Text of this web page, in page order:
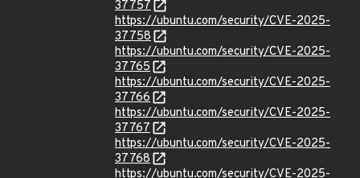
37757
https://ubuntu.com/security/CVE-2025-
37758
https://ubuntu.com/security/CVE-2025-
37765
https://ubuntu.com/security/CVE-2025-
37766
https://ubuntu.com/security/CVE-2025-
37767
https://ubuntu.com/security/CVE-2025-
37768
https://ubuntu.com/security/CVE-2025-